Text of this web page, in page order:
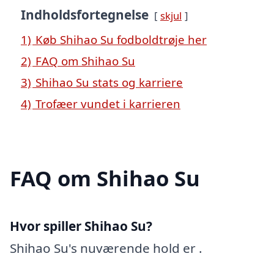
Indholdsfortegnelse skjul
1) Køb Shihao Su fodboldtrøje her
2) FAQ om Shihao Su
3) Shihao Su stats og karriere
4) Trofæer vundet i karrieren
FAQ om Shihao Su
Hvor spiller Shihao Su?
Shihao Su's nuværende hold er .